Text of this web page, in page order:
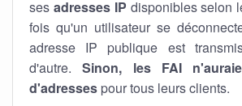
ses adresses IP disponibles selon
fois qu'un utilisateur se
adresse IP publique est
d'autre.Sinon, les FAI
d'adresses pour tous leurs clients.